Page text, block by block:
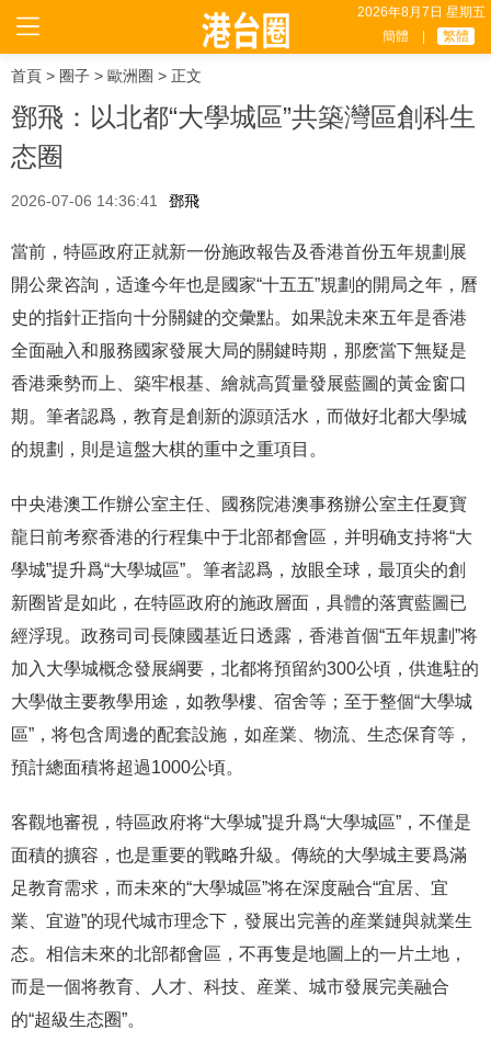
2026年8月7日 星期五
簡體
繁體
首頁 > 圈子 > 歐洲圈 > 正文
鄧飛：以北都“大學城區”共築灣區創科生
态圈
2026-07-06 14:36:41 鄧飛
當前，特區政府正就新一份施政報告及香港首份五年規劃展
開公衆咨詢，适逢今年也是國家“十五五”規劃的開局之年，曆
史的指針正指向十分關鍵的交彙點。如果說未來五年是香港
全面融入和服務國家發展大局的關鍵時期，那麽當下無疑是
香港乘勢而上、築牢根基、繪就高質量發展藍圖的黃金窗口
期。筆者認爲，教育是創新的源頭活水，而做好北都大學城
的規劃，則是這盤大棋的重中之重項目。
中央港澳工作辦公室主任、國務院港澳事務辦公室主任夏寶
龍日前考察香港的行程集中于北部都會區，并明确支持将“大
學城”提升爲“大學城區”。筆者認爲，放眼全球，最頂尖的創
新圈皆是如此，在特區政府的施政層面，具體的落實藍圖已
經浮現。政務司司長陳國基近日透露，香港首個“五年規劃”将
加入大學城概念發展綱要，北都将預留約300公頃，供進駐的
大學做主要教學用途，如教學樓、宿舍等；至于整個“大學城
區”，将包含周邊的配套設施，如産業、物流、生态保育等，
預計總面積将超過1000公頃。
客觀地審視，特區政府将“大學城”提升爲“大學城區”，不僅是
面積的擴容，也是重要的戰略升級。傳統的大學城主要爲滿
足教育需求，而未來的“大學城區”将在深度融合“宜居、宜
業、宜遊”的現代城市理念下，發展出完善的産業鏈與就業生
态。相信未來的北部都會區，不再隻是地圖上的一片土地，
而是一個将教育、人才、科技、産業、城市發展完美融合
的“超級生态圈”。